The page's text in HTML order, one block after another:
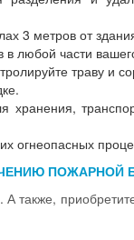
3 метров от
в любой части
траву и
хранения,
огнеопасных
ПОЖАРНОЙ
А также,